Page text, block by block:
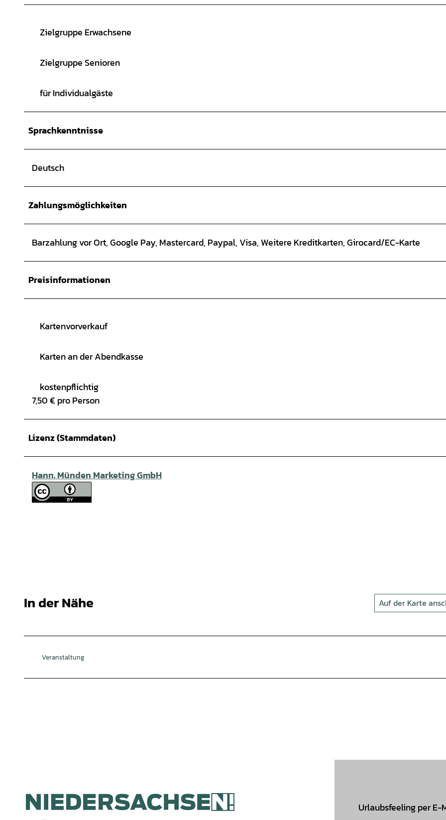
Zielgruppe Erwachsene
Zielgruppe Senioren
für Individualgäste
Sprachkenntnisse
Deutsch
Zahlungsmöglichkeiten
Barzahlung vor Ort, Google Pay, Mastercard, Paypal, Visa, Weitere Kreditkarten, Girocard/EC-Karte
Preisinformationen
Kartenvorverkauf
Karten an der Abendkasse
kostenpflichtig
7,50 € pro Person
Lizenz (Stammdaten)
Hann. Münden Marketing GmbH
In der Nähe Auf der Karte
Veranstaltung
Urlaubsfeeling per E-